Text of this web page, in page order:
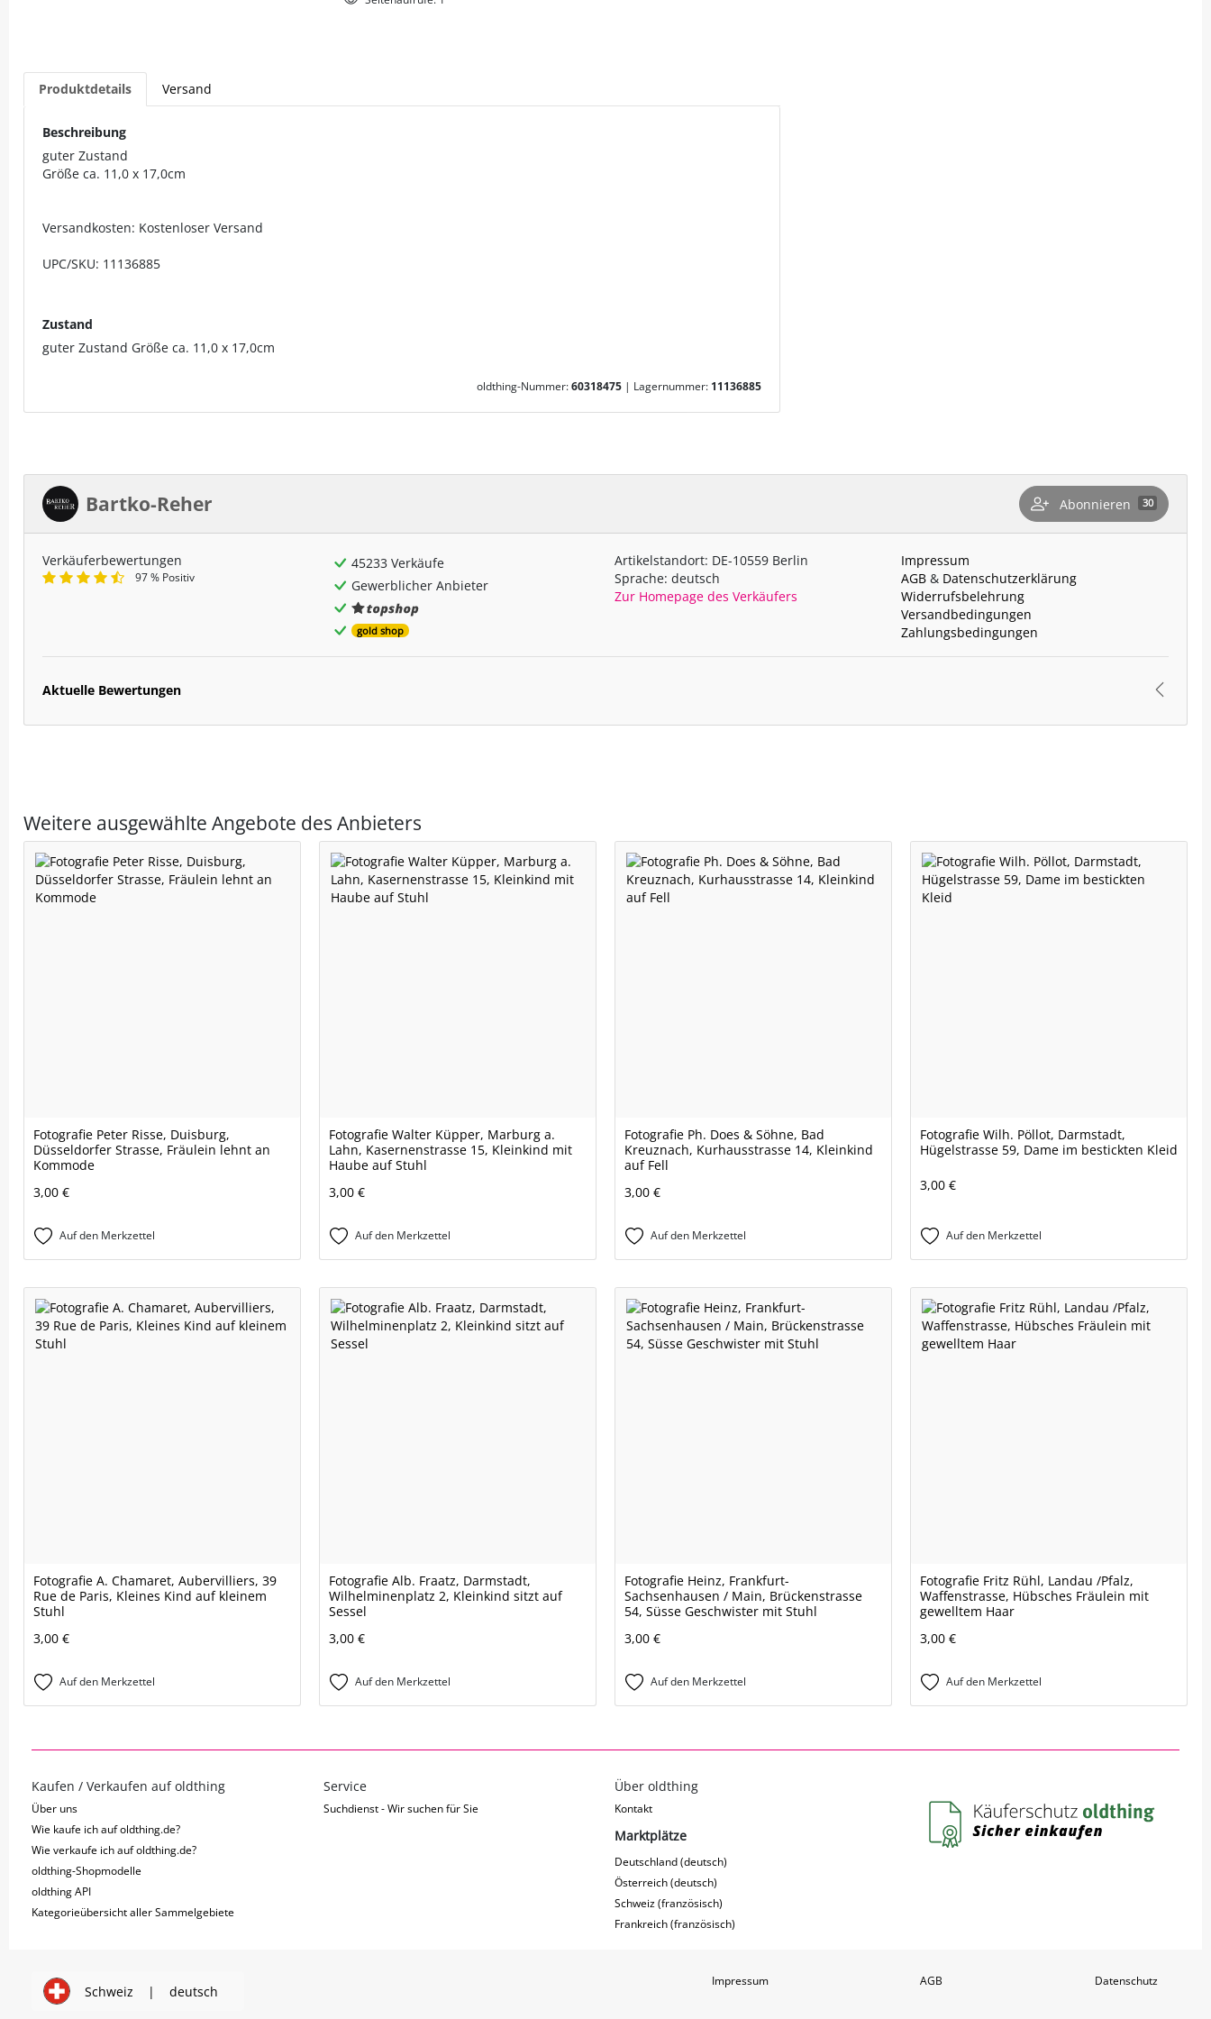
Produktdetails Versand
Beschreibung
guter Zustand
Größe ca. 11,0 x 17,0cm
Versandkosten: Kostenloser Versand
UPC/SKU: 11136885
Zustand
guter Zustand Größe ca. 11,0 x 17,0cm
oldthing-Nummer:60318475 | Lagernummer: 11136885
Bartko-Reher Abonnieren 30
Verkäuferbewertungen
97 % Positiv
45233 Verkäufe
Gewerblicher Anbieter
gold shop
Artikelstandort: DE-10559 Berlin
Sprache: deutsch
Zur Homepage des Verkäufers
Impressum
AGB& Datenschutzerklärung
Widerrufsbelehrung
Versandbedingungen
Zahlungsbedingungen
Aktuelle Bewertungen
Weitere ausgewählte Angebote des Anbieters
Fotografie Peter Risse, Duisburg,
Düsseldorfer Strasse, Fräulein lehnt an
Kommode
3,00 €
Auf den Merkzettel
Fotografie Walter Küpper, Marburg a.
Lahn, Kasernenstrasse 15, Kleinkind mit
Haube auf Stuhl
3,00 €
Auf den Merkzettel
Fotografie Ph. Does & Söhne, Bad
Kreuznach, Kurhausstrasse 14, Kleinkind
auf Fell
3,00 €
Auf den Merkzettel
Fotografie Wilh. Pöllot, Darmstadt,
Hügelstrasse 59, Dame im bestickten Kleid
3,00 €
Auf den Merkzettel
Fotografie A. Chamaret, Aubervilliers, 39
Rue de Paris, Kleines Kind auf kleinem
Stuhl
3,00 €
Auf den Merkzettel
Fotografie Alb. Fraatz, Darmstadt,
Wilhelminenplatz 2, Kleinkind sitzt auf
Sessel
3,00 €
Auf den Merkzettel
Fotografie Heinz, Frankfurt-
Sachsenhausen / Main, Brückenstrasse
54, Süsse Geschwister mit Stuhl
3,00 €
Auf den Merkzettel
Fotografie Fritz Rühl, Landau /Pfalz,
Waffenstrasse, Hübsches Fräulein mit
gewelltem Haar
3,00 €
Auf den Merkzettel
Kaufen / Verkaufen auf oldthing
Über uns
Wie kaufe ich auf oldthing.de?
Wie verkaufe ich auf oldthing.de?
oldthing-Shopmodelle
oldthing API
Kategorieübersicht aller Sammelgebiete
Service
Suchdienst - Wir suchen für Sie
Über oldthing
Kontakt
Marktplätze
Deutschland (deutsch)
Österreich (deutsch)
Schweiz (französisch)
Frankreich (französisch)
Schweiz | deutsch
Impressum AGB Datenschutz